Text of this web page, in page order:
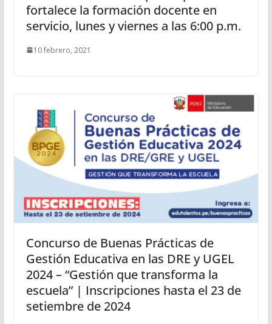
fortalece la formación docente en
servicio, lunes y viernes a las 6:00 p.m.
10 febrero, 2021
Concurso de Buenas Prácticas de
Gestión Educativa en las DRE y UGEL
2024 – “Gestión que transforma la
escuela” | Inscripciones hasta el 23 de
setiembre de 2024